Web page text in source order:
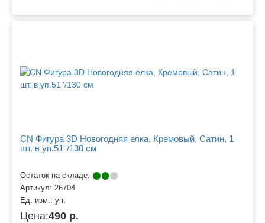
CN Фигура 3D Новогодняя елка, Кремовый, Сатин, 1
шт. в уп.51''/130 см
Остаток на складе:
Артикул: 26704
Ед. изм.: уп.
Цена:490 р.